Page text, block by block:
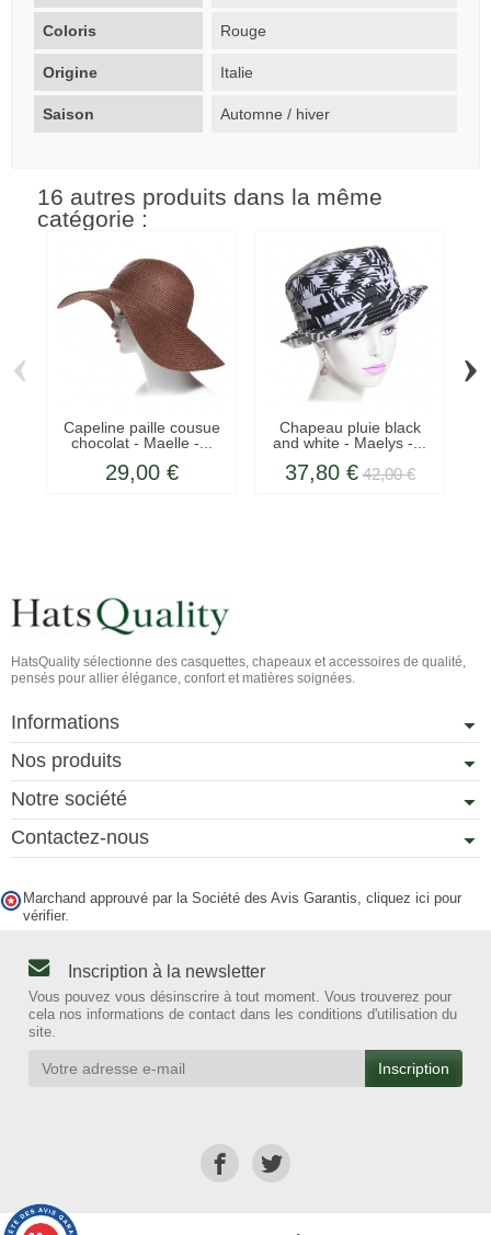
Coloris Rouge
Origine Italie
Saison Automne / hiver
16 autres produits dans la même
catégorie :
Capeline paille cousue
chocolat - Maelle -...
29,00 €
Chapeau pluie black
and white - Maelys -...
37,80 € 42,00 €
‹ ›
HatsQuality sélectionne des casquettes, chapeaux et accessoires de qualité,
pensés pour allier élégance, confort et matières soignées.
Informations
Nos produits
Notre société
Contactez-nous
Marchand approuvé par la Société des Avis Garantis, cliquez ici pour
vérifier.
Inscription à la newsletter
Vous pouvez vous désinscrire à tout moment. Vous trouverez pour
cela nos informations de contact dans les conditions d'utilisation du
site.